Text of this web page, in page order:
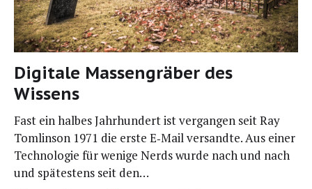
Digitale Massengräber des
Wissens
Fast ein hal­bes Jahr­hun­dert ist ver­gan­gen seit Ray
Tom­lin­son 1971 die ers­te E‑Mail ver­sand­te. Aus einer
Tech­no­lo­gie für weni­ge Nerds wur­de nach und nach
und spä­tes­tens seit den…